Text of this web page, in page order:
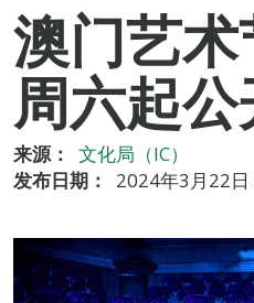
澳门艺
周六起
来源：
文化局（IC）
发布日期：
2024年3月22日